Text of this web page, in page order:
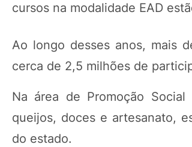
cursos na modalidade EAD
Ao longo desses anos, mais
cerca de 2,5 milhões de
Na área de Promoção
queijos, doces e artesanato,
do estado.